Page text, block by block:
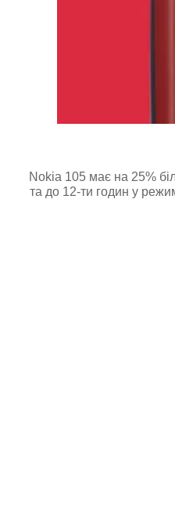
Nokia 105 має на 25%
та до 12-ти годин у